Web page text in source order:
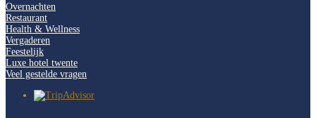
Overnachten
Restaurant
Health & Wellness
Vergaderen
Feestelijk
Luxe hotel twente
Veel gestelde vragen